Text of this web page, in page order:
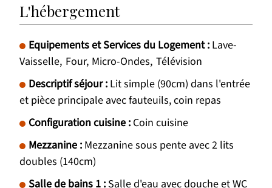
L'hébergement
Equipements et Services du Logement: Lave-
Vaisselle Four Micro-Ondes Télévision
Descriptif séjour: Lit simple (90cm) dans l'entrée
et pièce principale avec fauteuils, coin repas
Configuration cuisine : Coin cuisine
Mezzanine : Mezzanine sous pente avec 2 lits
doubles (140cm)
Salle de bains 1 : Salle d'eau avec douche et WC